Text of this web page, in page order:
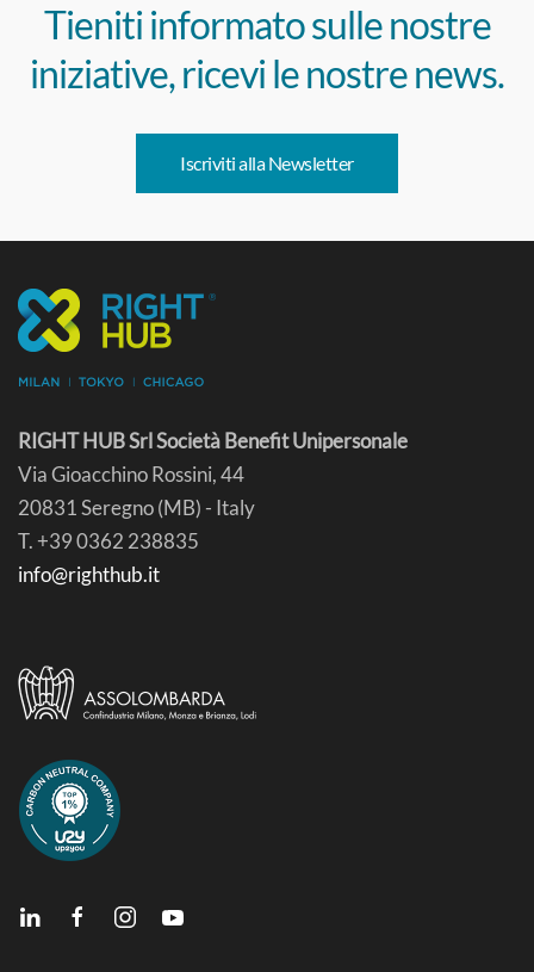
Tieniti informato sulle nostre
iniziative, ricevi le nostre news.
Iscriviti alla Newsletter
RIGHT HUB Srl Società Benefit Unipersonale
Via Gioacchino Rossini, 44
20831 Seregno (MB) - Italy
T. +39 0362 238835
info@righthub.it